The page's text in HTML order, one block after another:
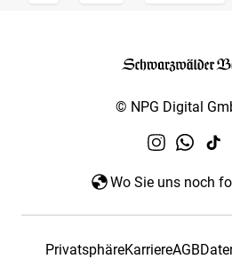
© NPG Digital
Wo Sie uns noch
PrivatsphäreKarriereAGB